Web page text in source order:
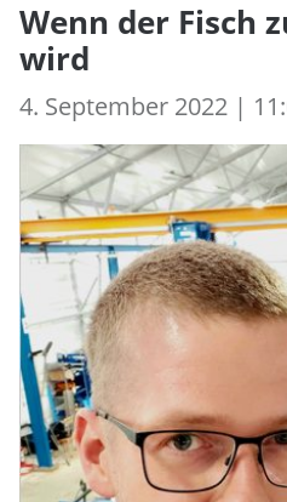
Wenn der Fisch
wird
4. September 2022 |